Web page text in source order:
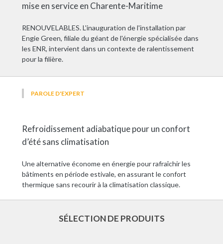
mise en service en Charente-Maritime
RENOUVELABLES. L'inauguration de l'installation par
Engie Green, filiale du géant de l'énergie spécialisée dans
les ENR, intervient dans un contexte de ralentissement
pour la filière.
PAROLE D'EXPERT
Refroidissement adiabatique pour un confort
d’été sans climatisation
Une alternative économe en énergie pour rafraîchir les
bâtiments en période estivale, en assurant le confort
thermique sans recourir à la climatisation classique.
SÉLECTION DE PRODUITS